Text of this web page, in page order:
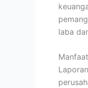
laba